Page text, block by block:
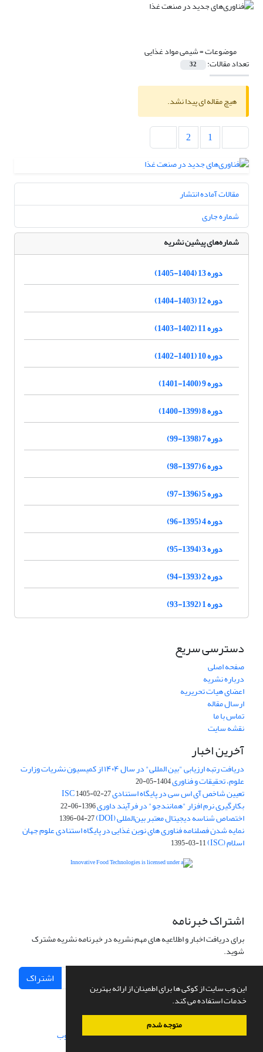
این وب سایت از کوکی ها برای اطمینان از ارائه بهترین
خدمات استفاده می کند.
متوجه شدم
موضوعات =شیمی مواد غذایی
تعداد مقالات: 32
هیچ مقاله ای پیدا نشد.
1
2
مقالات آماده انتشار
شماره جاری
شماره‌های پیشین نشریه
دوره 13 (1404-1405)
دوره 12 (1403-1404)
دوره 11 (1402-1403)
دوره 10 (1401-1402)
دوره 9 (1400-1401)
دوره 8 (1399-1400)
دوره 7 (1398-99)
دوره 6 (1397-98)
دوره 5 (1396-97)
دوره 4 (1395-96)
دوره 3 (1394-95)
دوره 2 (1393-94)
دوره 1 (1392-93)
دسترسی سریع
صفحه اصلی
درباره نشریه
اعضای هیات تحریریه
ارسال مقاله
تماس با ما
نقشه سایت
آخرین اخبار
دریافت رتبه ارزیابی "بین المللی" در سال ۱۴۰۴ از کمیسیون نشریات وزارت
علوم، تحقیقات و فناوری1404-05-20
تعیین شاخص آی اس سی در پایگاه استنادی ISC1405-02-27
بکارگیری نرم افزار "همانندجو" در فرآیند داوری1396-06-22
اختصاص شناسه دیجیتال معتبر بین‌المللی (DOI) 1396-04-27
نمایه شدن فصلنامه فناوری های نوین غذایی در پایگاه استنادی علوم جهان
اسلام (ISC) 1395-03-11
اشتراک خبرنامه
برای دریافت اخبار و اطلاعیه های مهم نشریه در خبرنامه نشریه مشترک
شوید.
اشتراک
سامانه مدیریت نشریات علمی.طراحی و پیاده سازی از سیناوب